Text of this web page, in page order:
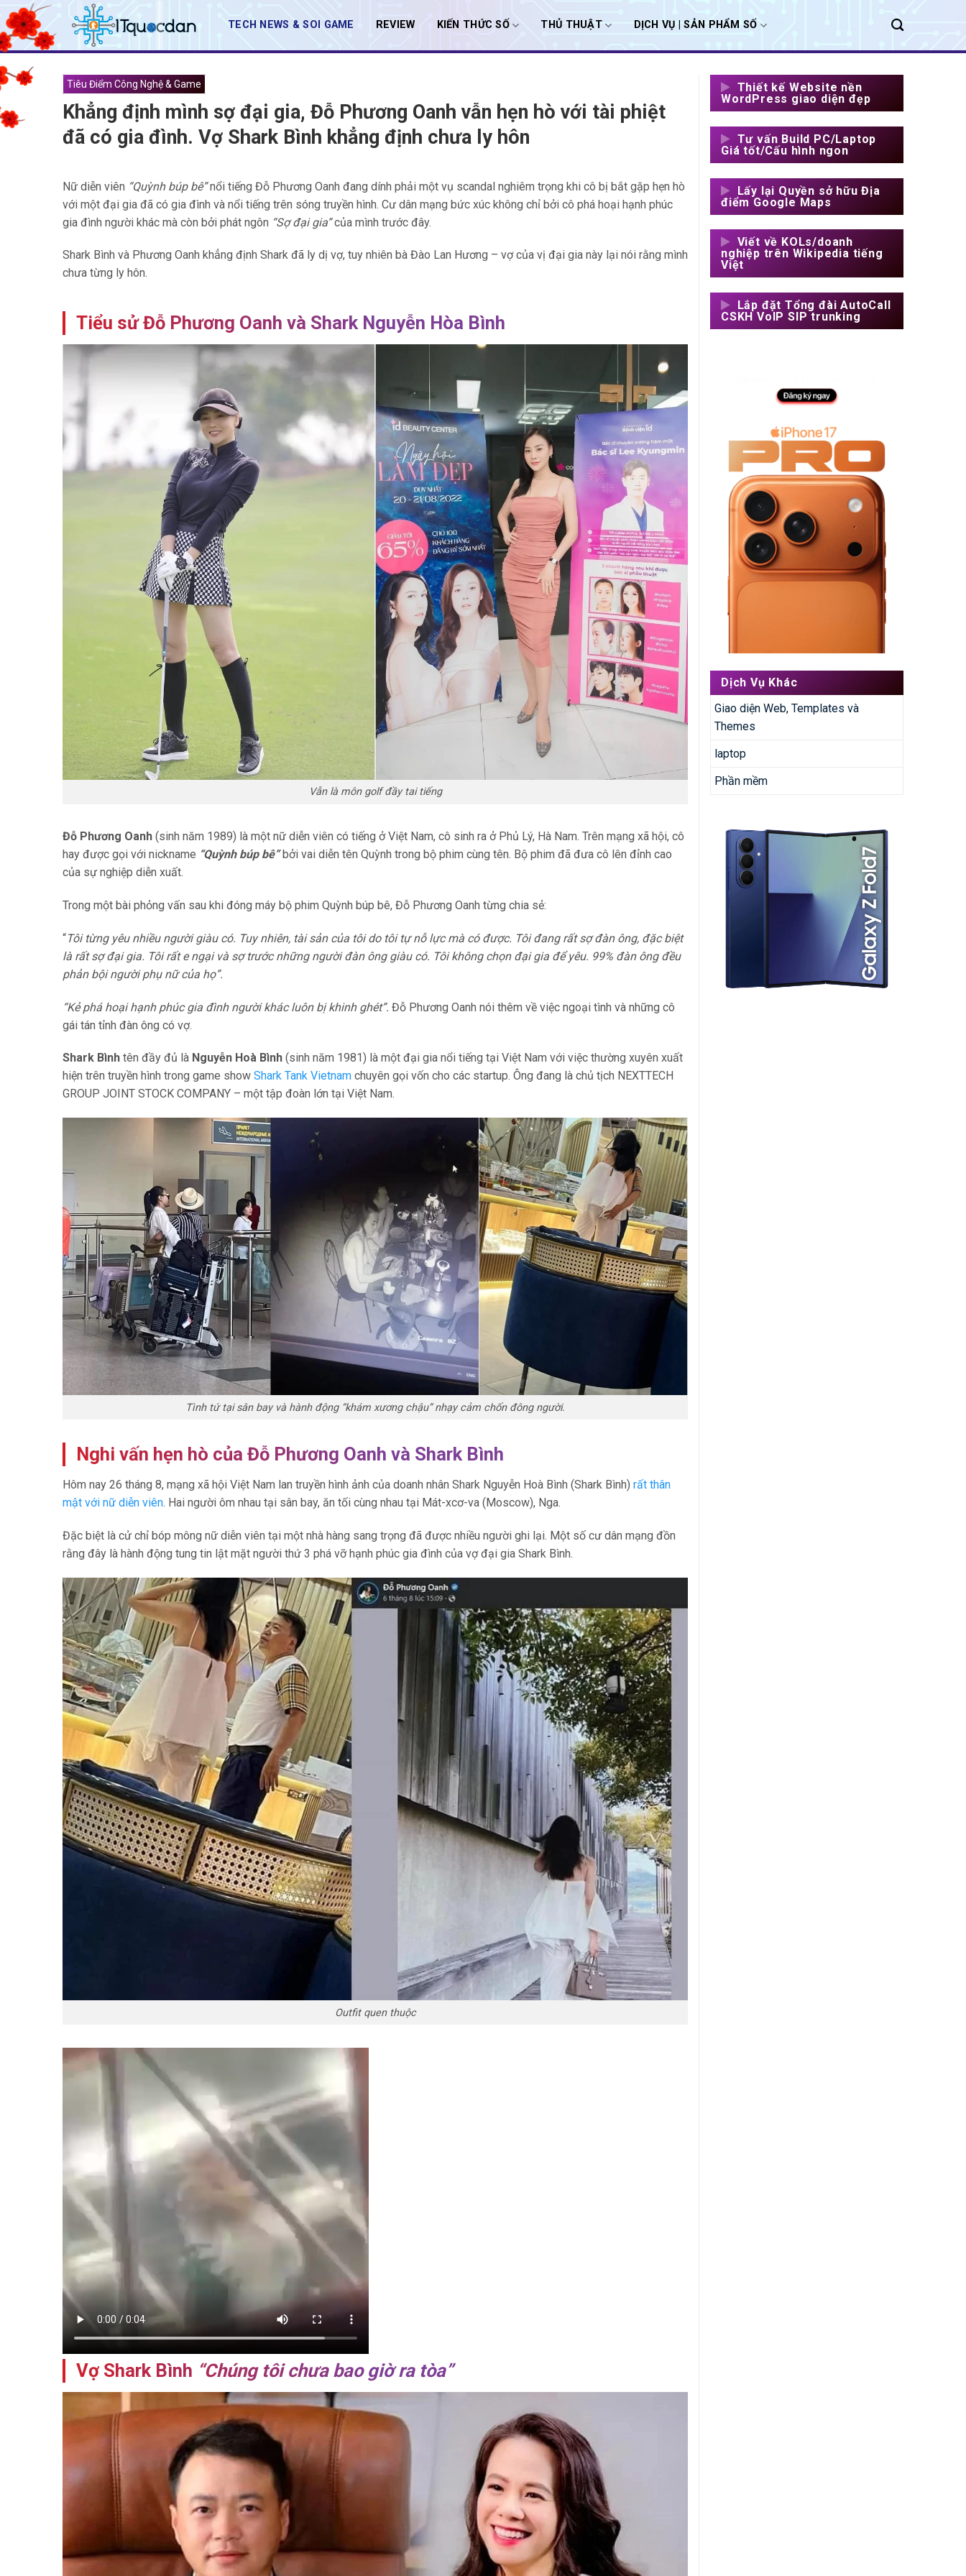
Skip
to
content
TECH NEWS & SOI GAME REVIEW KIẾN THỨC SỐ THỦ THUẬT DỊCH VỤ | SẢN PHẨM SỐ
Tiêu Điểm Công Nghệ & Game
Khẳng định mình sợ đại gia, Đỗ Phương Oanh vẫn hẹn hò với tài phiệt
đã có gia đình. Vợ Shark Bình khẳng định chưa ly hôn
Nữ diễn viên “Quỳnh búp bê”nổi tiếng Đỗ Phương Oanh đang dính phải một vụ scandal nghiêm trọng khi cô bị bắt gặp hẹn hò
với một đại gia đã có gia đình và nổi tiếng trên sóng truyền hình. Cư dân mạng bức xúc không chỉ bởi cô phá hoại hạnh phúc
gia đình người khác mà còn bởi phát ngôn “Sợ đại gia”của mình trước đây.
Shark Bình và Phương Oanh khẳng định Shark đã ly dị vợ, tuy nhiên bà Đào Lan Hương – vợ của vị đại gia này lại nói rằng mình
chưa từng ly hôn.
Tiểu sử Đỗ Phương Oanh và Shark Nguyễn Hòa Bình
Vẫn là môn golf đầy tai tiếng
Đỗ Phương Oanh (sinh năm 1989) là một nữ diễn viên có tiếng ở Việt Nam, cô sinh ra ở Phủ Lý, Hà Nam. Trên mạng xã hội, cô
hay được gọi với nickname “Quỳnh búp bê” bởi vai diễn tên Quỳnh trong bộ phim cùng tên. Bộ phim đã đưa cô lên đỉnh cao
của sự nghiệp diễn xuất.
Trong một bài phỏng vấn sau khi đóng máy bộ phim Quỳnh búp bê, Đỗ Phương Oanh từng chia sẻ:
“Tôi từng yêu nhiều người giàu có. Tuy nhiên, tài sản của tôi do tôi tự nỗ lực mà có được. Tôi đang rất sợ đàn ông, đặc biệt
là rất sợ đại gia. Tôi rất e ngại và sợ trước những người đàn ông giàu có. Tôi không chọn đại gia để yêu. 99% đàn ông đều
phản bội người phụ nữ của họ”.
“Kẻ phá hoại hạnh phúc gia đình người khác luôn bị khinh ghét”. Đỗ Phương Oanh nói thêm về việc ngoại tình và những cô
gái tán tỉnh đàn ông có vợ.
Shark Bình tên đầy đủ là Nguyễn Hoà Bình (sinh năm 1981) là một đại gia nổi tiếng tại Việt Nam với việc thường xuyên xuất
hiện trên truyền hình trong game show Shark Tank Vietnam chuyên gọi vốn cho các startup. Ông đang là chủ tịch NEXTTECH
GROUP JOINT STOCK COMPANY – một tập đoàn lớn tại Việt Nam.
Tình tứ tại sân bay và hành động “khám xương chậu” nhạy cảm chốn đông người.
Nghi vấn hẹn hò của Đỗ Phương Oanh và Shark Bình
Hôm nay 26 tháng 8, mạng xã hội Việt Nam lan truyền hình ảnh của doanh nhân Shark Nguyễn Hoà Bình (Shark Bình) rất thân
mật với nữ diễn viên. Hai người ôm nhau tại sân bay, ăn tối cùng nhau tại Mát-xcơ-va (Moscow), Nga.
Đặc biệt là cử chỉ bóp mông nữ diễn viên tại một nhà hàng sang trọng đã được nhiều người ghi lại. Một số cư dân mạng đồn
rằng đây là hành động tung tin lật mặt người thứ 3 phá vỡ hạnh phúc gia đình của vợ đại gia Shark Bình.
Outfit quen thuộc
Vợ Shark Bình “Chúng tôi chưa bao giờ ra tòa”
Thiết kế Website nền
WordPress giao diện đẹp
Tư vấn Build PC/Laptop
Giá tốt/Cấu hình ngon
Lấy lại Quyền sở hữu Địa
điểm Google Maps
Viết về KOLs/doanh
nghiệp trên Wikipedia tiếng
Việt
Lắp đặt Tổng đài AutoCall
CSKH VoIP SIP trunking
Dịch Vụ Khác
Giao diện Web, Templates và
Themes
laptop
Phần mềm